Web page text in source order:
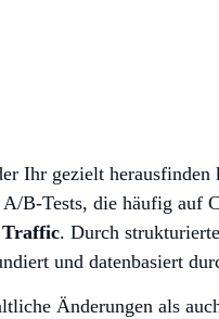
Ihr gezielt
B-Tests, die häufig auf
Traffic. Durch
und datenbasiert
Änderungen als